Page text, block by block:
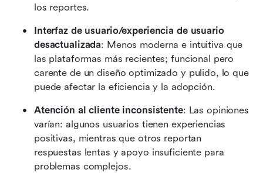
los reportes.
Interfaz de usuario/experiencia de usuario
desactualizada: Menos moderna e intuitiva que
las plataformas más recientes; funcional pero
carente de un diseño optimizado y pulido, lo que
puede afectar la eficiencia y la adopción.
Atención al cliente inconsistente: Las opiniones
varían: algunos usuarios tienen experiencias
positivas, mientras que otros reportan
respuestas lentas y apoyo insuficiente para
problemas complejos.